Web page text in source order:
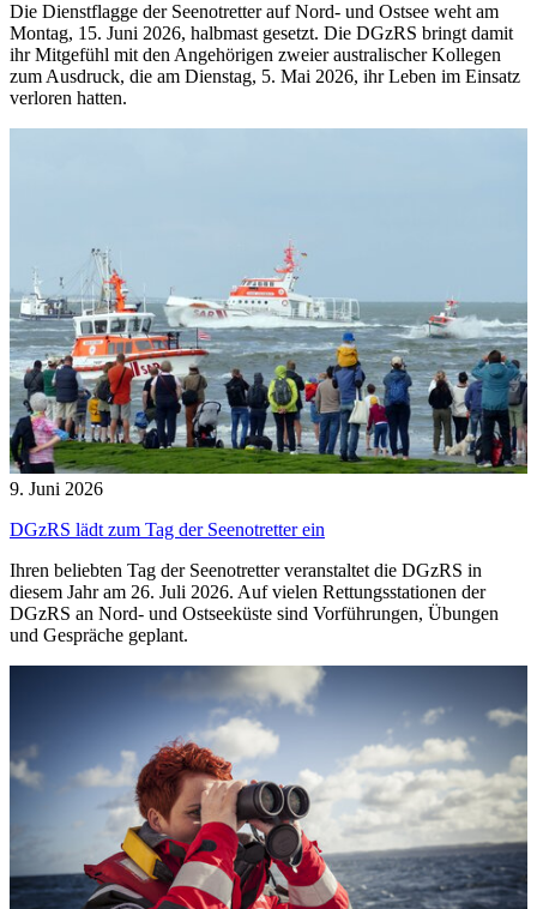
Die Dienstflagge der Seenotretter auf Nord- und Ostsee weht am
Montag, 15. Juni 2026, halbmast gesetzt. Die DGzRS bringt damit
ihr Mitgefühl mit den Angehörigen zweier australischer Kollegen
zum Ausdruck, die am Dienstag, 5. Mai 2026, ihr Leben im Einsatz
verloren hatten.
9. Juni 2026
DGzRS lädt zum Tag der Seenotretter ein
Ihren beliebten Tag der Seenotretter veranstaltet die DGzRS in
diesem Jahr am 26. Juli 2026. Auf vielen Rettungsstationen der
DGzRS an Nord- und Ostseeküste sind Vorführungen, Übungen
und Gespräche geplant.